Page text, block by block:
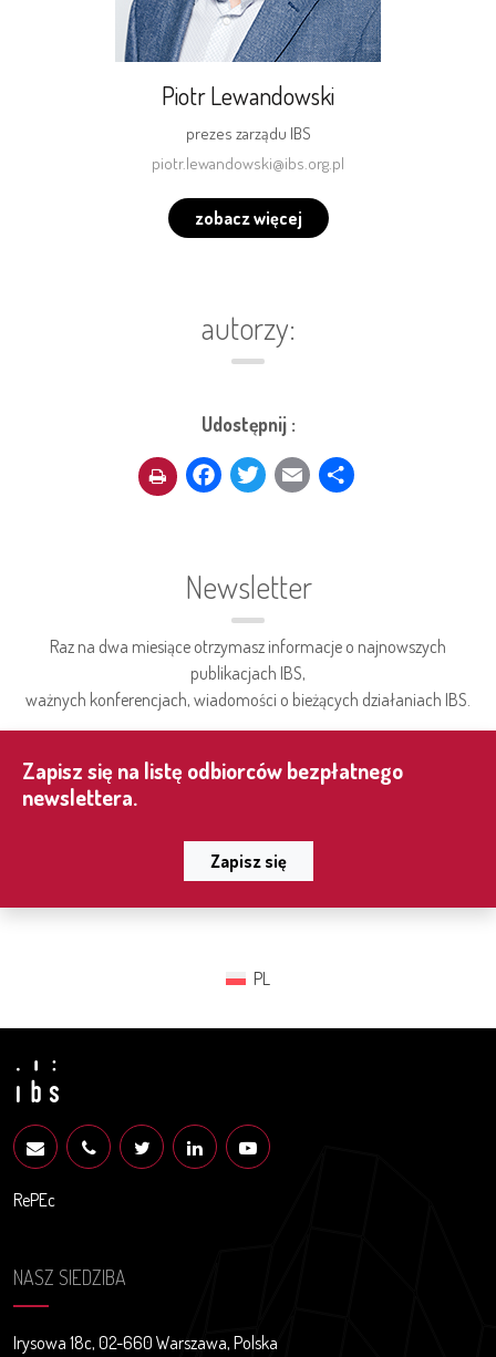
Piotr Lewandowski
prezes zarządu IBS
piotr.lewandowski@ibs.org.pl
zobacz więcej
autorzy:
Udostępnij :
Facebook
Twitter
Email
Newsletter
Raz na dwa miesiące otrzymasz informacje o najnowszych
publikacjach IBS,
ważnych konferencjach, wiadomości o bieżących działaniach IBS.
Zapisz się na listę odbiorców bezpłatnego
newslettera.
Zapisz się
PL
RePEc
NASZ SIEDZIBA
Irysowa 18c, 02-660 Warszawa, Polska